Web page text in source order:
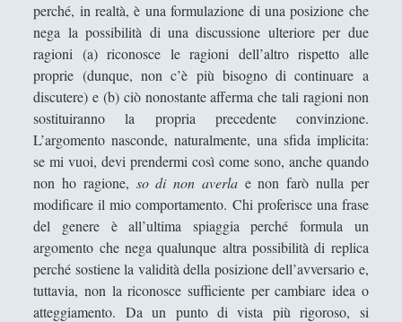
r
o
k
e
Contenuti
► Antologia (4)
► Filosofia (799)
►
► Scienza(84)
► Storia(144)
► Libri Recensiti(441)
► Random(28)
Ironia
perché, in realtà, è una formulazione di una posizione che
nega la possibilità di una discussione ulteriore per due
ragioni (a) riconosce le ragioni dell’altro rispetto alle
proprie (dunque, non c’è più bisogno di continuare a
discutere) e (b) ciò nonostante afferma che tali ragioni non
sostituiranno la propria precedente convinzione.
L’argomento nasconde, naturalmente, una sfida implicita:
se mi vuoi, devi prendermi così come sono, anche quando
non ho ragione, so di non averla e non farò nulla per
modificare il mio comportamento. Chi proferisce una frase
del genere è all’ultima spiaggia perché formula un
argomento che nega qualunque altra possibilità di replica
perché sostiene la validità della posizione dell’avversario e,
tuttavia, non la riconosce sufficiente per cambiare idea o
atteggiamento. Da un punto di vista più rigoroso, si